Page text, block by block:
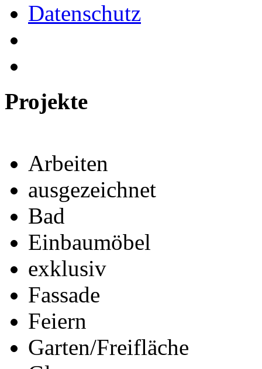
Datenschutz
Projekte
Arbeiten
ausgezeichnet
Bad
Einbaumöbel
exklusiv
Fassade
Feiern
Garten/Freifläche